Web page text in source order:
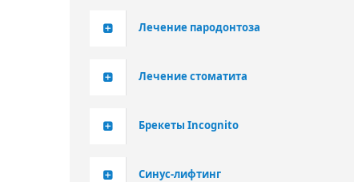
Лечение пародонтоза
Лечение стоматита
Брекеты Incognito
Синус-лифтинг